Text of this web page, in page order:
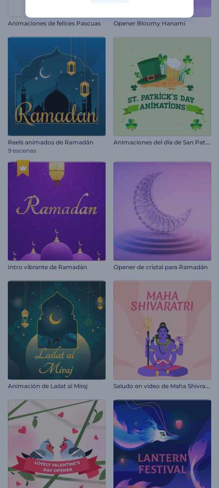
Animaciones de felices Pascuas Opener Bloomy Hanami
Reels animados de Ramadán
9 escenas
A
nimaciones del día de San Patricio
Intro vibrante de Ramadán Opener de cristal para Ramadán
Animación de Lailat al Miraj S
aludo en video de Maha Shivratri